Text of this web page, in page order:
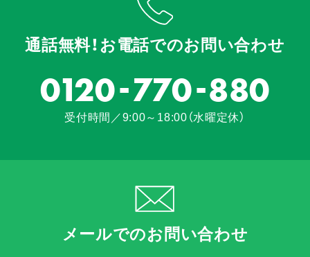
通話無料！お電話でのお問い合わせ
0120-770-880
受付時間／9:00～18:00（水曜定休）
メールでのお問い合わせ